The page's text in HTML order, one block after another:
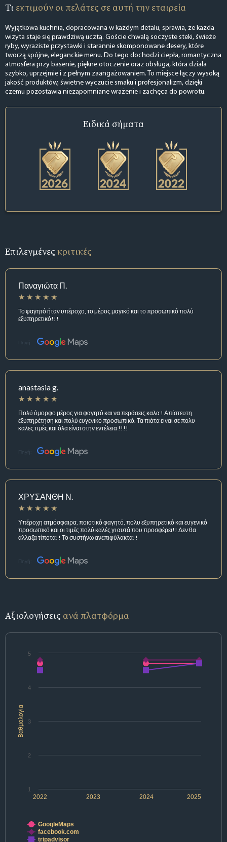
Τι εκτιμούν οι πελάτες σε αυτή την εταιρεία
Wyjątkowa kuchnia, dopracowana w każdym detalu, sprawia, że każda
wizyta staje się prawdziwą ucztą. Goście chwalą soczyste steki, świeże
ryby, wyraziste przystawki i starannie skomponowane desery, które
tworzą spójne, eleganckie menu. Do tego dochodzi ciepła, romantyczna
atmosfera przy basenie, piękne otoczenie oraz obsługa, która działa
szybko, uprzejmie i z pełnym zaangażowaniem. To miejsce łączy wysoką
jakość produktów, świetne wyczucie smaku i profesjonalizm, dzięki
czemu pozostawia niezapomniane wrażenie i zachęca do powrotu.
Ειδικά σήματα
Επιλεγμένεςκριτικές
Παναγιώτα Π.
Το φαγητό ήταν υπέροχο, το μέρος μαγικό και το προσωπικό πολύ
εξυπηρετικό!!!
Πηγή:
anastasia g.
Πολύ όμορφο μέρος για φαγητό και να περάσεις καλα ! Απίστευτη
εξυπηρέτηση και πολύ ευγενικό προσωπικό. Τα πιάτα ειναι σε πολυ
καλες τιμές και όλα είναι στην εντέλεια !!!!
Πηγή:
ΧΡΥΣΑΝΘΗ Ν.
Υπέροχη ατμόσφαιρα, ποιοτικό φαγητό, πολυ εξυπηρετικό και ευγενικό
προσωπικό και οι τιμές πολύ καλές γι αυτά που προσφέρει!! Δεν θα
άλλαζα τίποτα!! Το συστήνω ανεπιφύλακτα!!
Πηγή:
Αξιολογήσεις ανά πλατφόρμα
Βαθμολογία
2022 2024
2023 2025
1
2
3
4
5
GoogleMaps
facebook.com
tripadvisor